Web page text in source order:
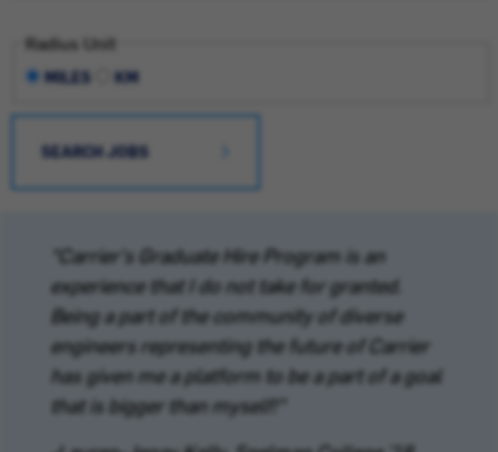
Radius Unit
MILES KM
SEARCH JOBS
“Carrier's Graduate Hire Program is an
experience that I do not take for granted.
Being a part of the community of diverse
engineers representing the future of Carrier
has given me a platform to be a part of a goal
that is bigger than myself!”